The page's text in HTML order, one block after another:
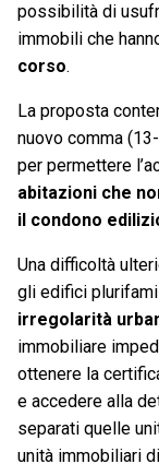
possibilità di
immobili che
corso.
La proposta
nuovo comma
per permettere
abitazioni che
il condono
Una difficoltà
gli edifici
irregolarità
immobiliare
ottenere la
e accedere alla
separati quelle
unità immobiliari